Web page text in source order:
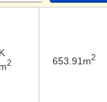
2 653.91m2